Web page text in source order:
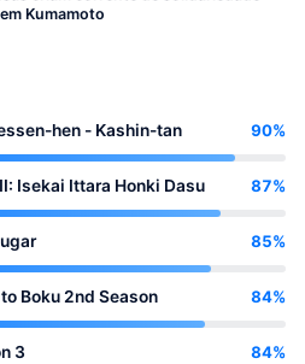
Kumamoto
hen - Kashin-tan 90%
Isekai Ittara Honki Dasu 87%
85%
Boku 2nd Season 84%
3 84%